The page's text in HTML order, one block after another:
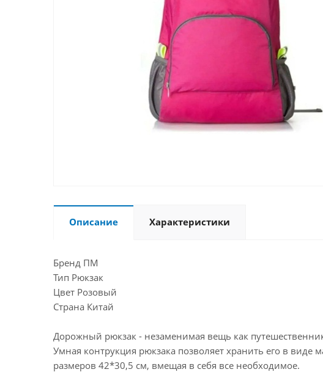
Описание Характеристики
Бренд ПМ
Тип Рюкзак
Цвет Розовый
Страна Китай
Дорожный рюкзак - незаменимая вещь как
Умная контрукция рюкзака позволяет хранить его в
размеров 42*30,5 см, вмещая в себя все необходимое.